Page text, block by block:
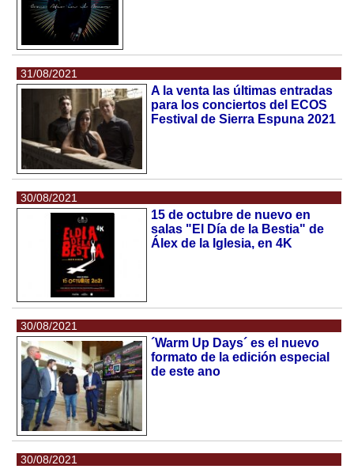
31/08/2021
A la venta las últimas entradas
para los conciertos del ECOS
Festival de Sierra Espuna 2021
30/08/2021
15 de octubre de nuevo en
salas "El Día de la Bestia" de
Álex de la Iglesia, en 4K
30/08/2021
´Warm Up Days´ es el nuevo
formato de la edición especial
de este ano
30/08/2021